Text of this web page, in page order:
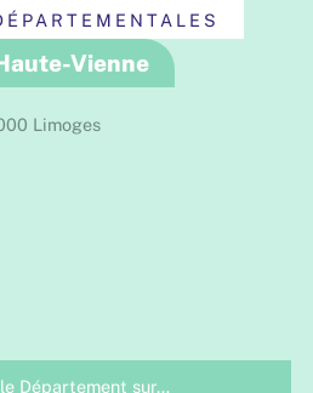
Vienne
Limoges
Département sur…